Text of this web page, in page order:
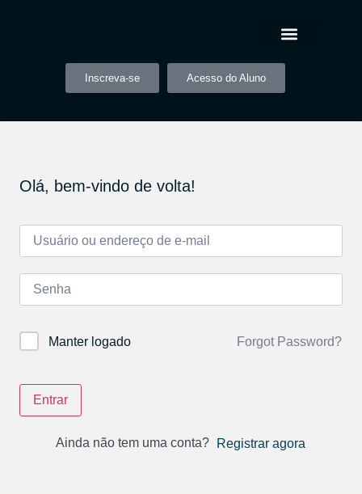
Inscreva-se Acesso do Aluno
Olá, bem-vindo de volta!
Manter logado Forgot Password?
Entrar
Ainda não tem uma conta? Registrar agora